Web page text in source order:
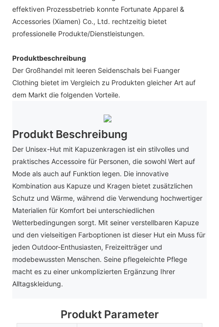
effektiven Prozessbetrieb konnte Fortunate Apparel &
Accessories (Xiamen) Co., Ltd. rechtzeitig bietet
professionelle Produkte/Dienstleistungen.
Produktbeschreibung
Der Großhandel mit leeren Seidenschals bei Fuanger
Clothing bietet im Vergleich zu Produkten gleicher Art auf
dem Markt die folgenden Vorteile.
Produkt Beschreibung
Der Unisex-Hut mit Kapuzenkragen ist ein stilvolles und
praktisches Accessoire für Personen, die sowohl Wert auf
Mode als auch auf Funktion legen. Die innovative
Kombination aus Kapuze und Kragen bietet zusätzlichen
Schutz und Wärme, während die Verwendung hochwertiger
Materialien für Komfort bei unterschiedlichen
Wetterbedingungen sorgt. Mit seiner verstellbaren Kapuze
und den vielseitigen Farboptionen ist dieser Hut ein Muss für
jeden Outdoor-Enthusiasten, Freizeitträger und
modebewussten Menschen. Seine pflegeleichte Pflege
macht es zu einer unkomplizierten Ergänzung Ihrer
Alltagskleidung.
Produkt Parameter